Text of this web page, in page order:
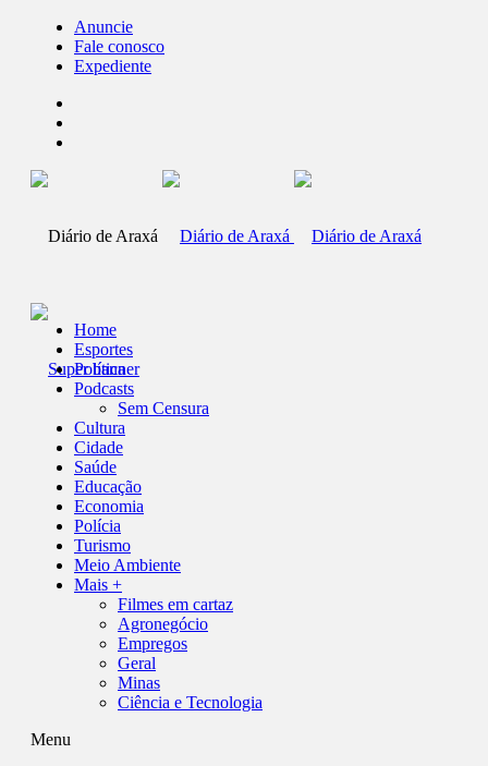
Anuncie
Fale conosco
Expediente
Home
Esportes
Política
Podcasts
Sem Censura
Cultura
Cidade
Saúde
Educação
Economia
Polícia
Turismo
Meio Ambiente
Mais +
Filmes em cartaz
Agronegócio
Empregos
Geral
Minas
Ciência e Tecnologia
Menu